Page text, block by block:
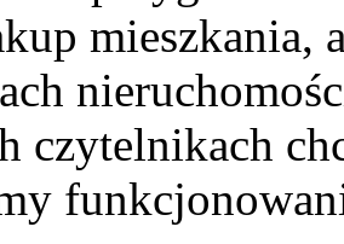
mieszkania,
czytelnikach